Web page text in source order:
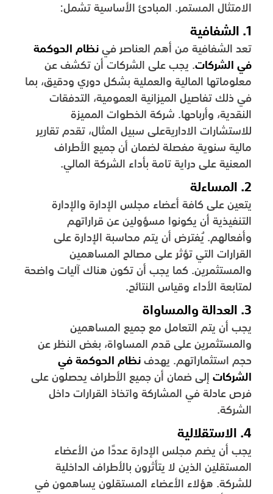
الامتثال المستمر. المبادئ الأساسية تشمل:
1. الشفافية
تعد الشفافية من أهم العناصر في نظام الحوكمة
في الشركات. يجب على الشركات أن تكشف عن
معلوماتها المالية والعملية بشكل دوري ودقيق، بما
في ذلك تفاصيل الميزانية العمومية، التدفقات
النقدية، وأرباحها. شركة الخطوات المميزة
للاستشارات الاداريةعلى سبيل المثال، تقدم تقارير
مالية سنوية مفصلة لضمان أن جميع الأطراف
المعنية على دراية تامة بأداء الشركة المالي.
2. المساءلة
يتعين على كافة أعضاء مجلس الإدارة والإدارة
التنفيذية أن يكونوا مسؤولين عن قراراتهم
وأفعالهم. يُفترض أن يتم محاسبة الإدارة على
القرارات التي تؤثر على مصالح المساهمين
والمستثمرين. كما يجب أن تكون هناك آليات واضحة
لمتابعة الأداء وقياس النتائج.
3. العدالة والمساواة
يجب أن يتم التعامل مع جميع المساهمين
والمستثمرين على قدم المساواة، بغض النظر عن
حجم استثماراتهم. يهدف نظام الحوكمة في
الشركات إلى ضمان أن جميع الأطراف يحصلون على
فرص عادلة في المشاركة واتخاذ القرارات داخل
الشركة.
4. الاستقلالية
يجب أن يضم مجلس الإدارة عددًا من الأعضاء
المستقلين الذين لا يتأثرون بالأطراف الداخلية
للشركة. هؤلاء الأعضاء المستقلون يساهمون في